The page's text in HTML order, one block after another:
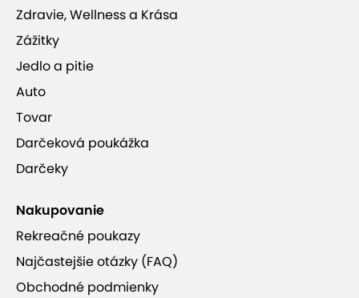
Zdravie, Wellness a Krása
Zážitky
Jedlo a pitie
Auto
Tovar
Darčeková poukážka
Darčeky
Nakupovanie
Rekreačné poukazy
Najčastejšie otázky (FAQ)
Obchodné podmienky